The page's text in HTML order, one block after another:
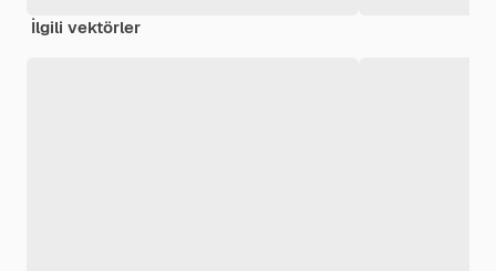
İlgili vektörler